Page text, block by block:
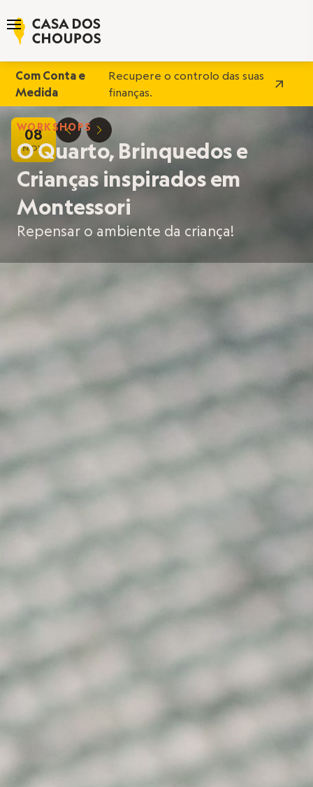
Com Conta e
Medida
Recupere o controlo das suas
finanças.
08
NOV
D E
WORKSHOPS
O Quarto, Brinquedos e
Crianças inspirados em
Montessori
Repensar o ambiente da criança!